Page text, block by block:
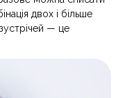
двох і більше
— це